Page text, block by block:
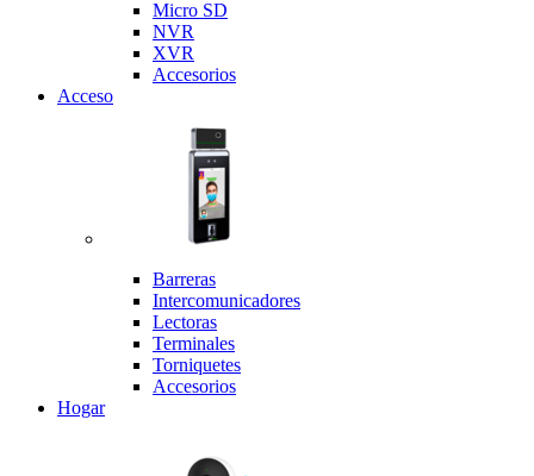
Micro SD
NVR
XVR
Accesorios
Acceso
Barreras
Intercomunicadores
Lectoras
Terminales
Torniquetes
Accesorios
Hogar